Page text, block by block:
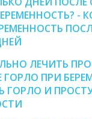
-
ЛЕЧИТЬ
ГОРЛО ПРИ
ГОРЛО И